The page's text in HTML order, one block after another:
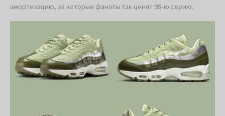
амортизацию, за которые фанаты так ценят 95-ю серию.